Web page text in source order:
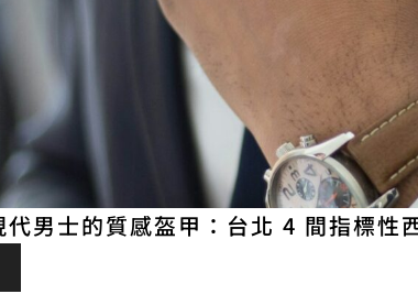
代男士的質感盔甲：台北 4 間指標性